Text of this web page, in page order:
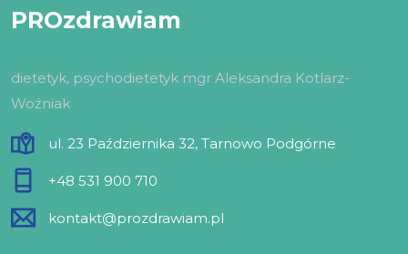
PROzdrawiam
dietetyk, psychodietetyk mgr Aleksandra Kotlarz-
Woźniak
ul. 23 Października 32, Tarnowo Podgórne
+48 531 900 710
kontakt@prozdrawiam.pl